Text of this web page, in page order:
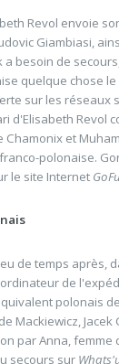
Revol envoie
Giambiasi,
a besoin de
quelque chose
sur les réseaux
d'Elisabeth Revol
Chamonix et
polonaise.
le site Internet
de temps après,
de
polonais
Mackiewicz, Jacek
par Anna, femme
secours sur